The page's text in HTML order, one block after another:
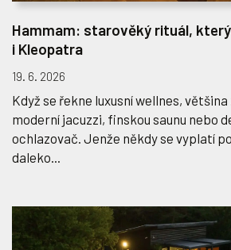
Hammam: starověký rituál,
i Kleopatra
19. 6. 2026
Když se řekne luxusní wellnes,
moderní jacuzzi, finskou saunu nebo
ochlazovač. Jenže někdy se vyplatí
daleko...